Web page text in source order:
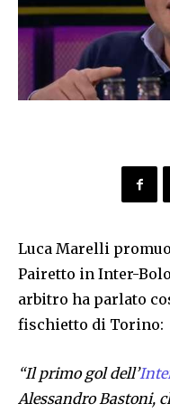
Luca Marelli
Pairetto in Inter-
arbitro ha parlato
fischietto di Torino:
“Il primo gol dell’
Alessandro Bastoni,